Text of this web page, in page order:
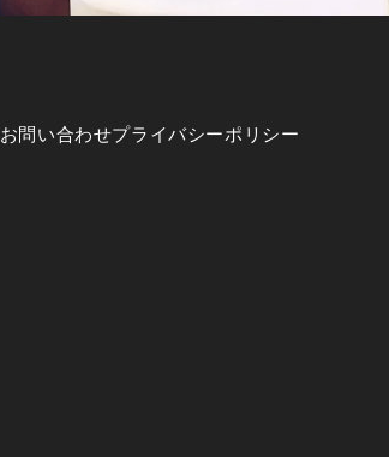
お問い合わせプライバシーポリシー